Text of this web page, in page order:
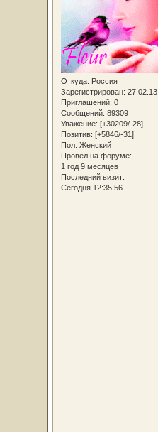
Откуда: Россия
Зарегистрирован: 27.02.13
Приглашений: 0
Сообщений: 89309
Уважение: [+30209/-28]
Позитив: [+5846/-31]
Пол: Женский
Провел на форуме:
1 год 9 месяцев
Последний визит:
Сегодня 12:35:56